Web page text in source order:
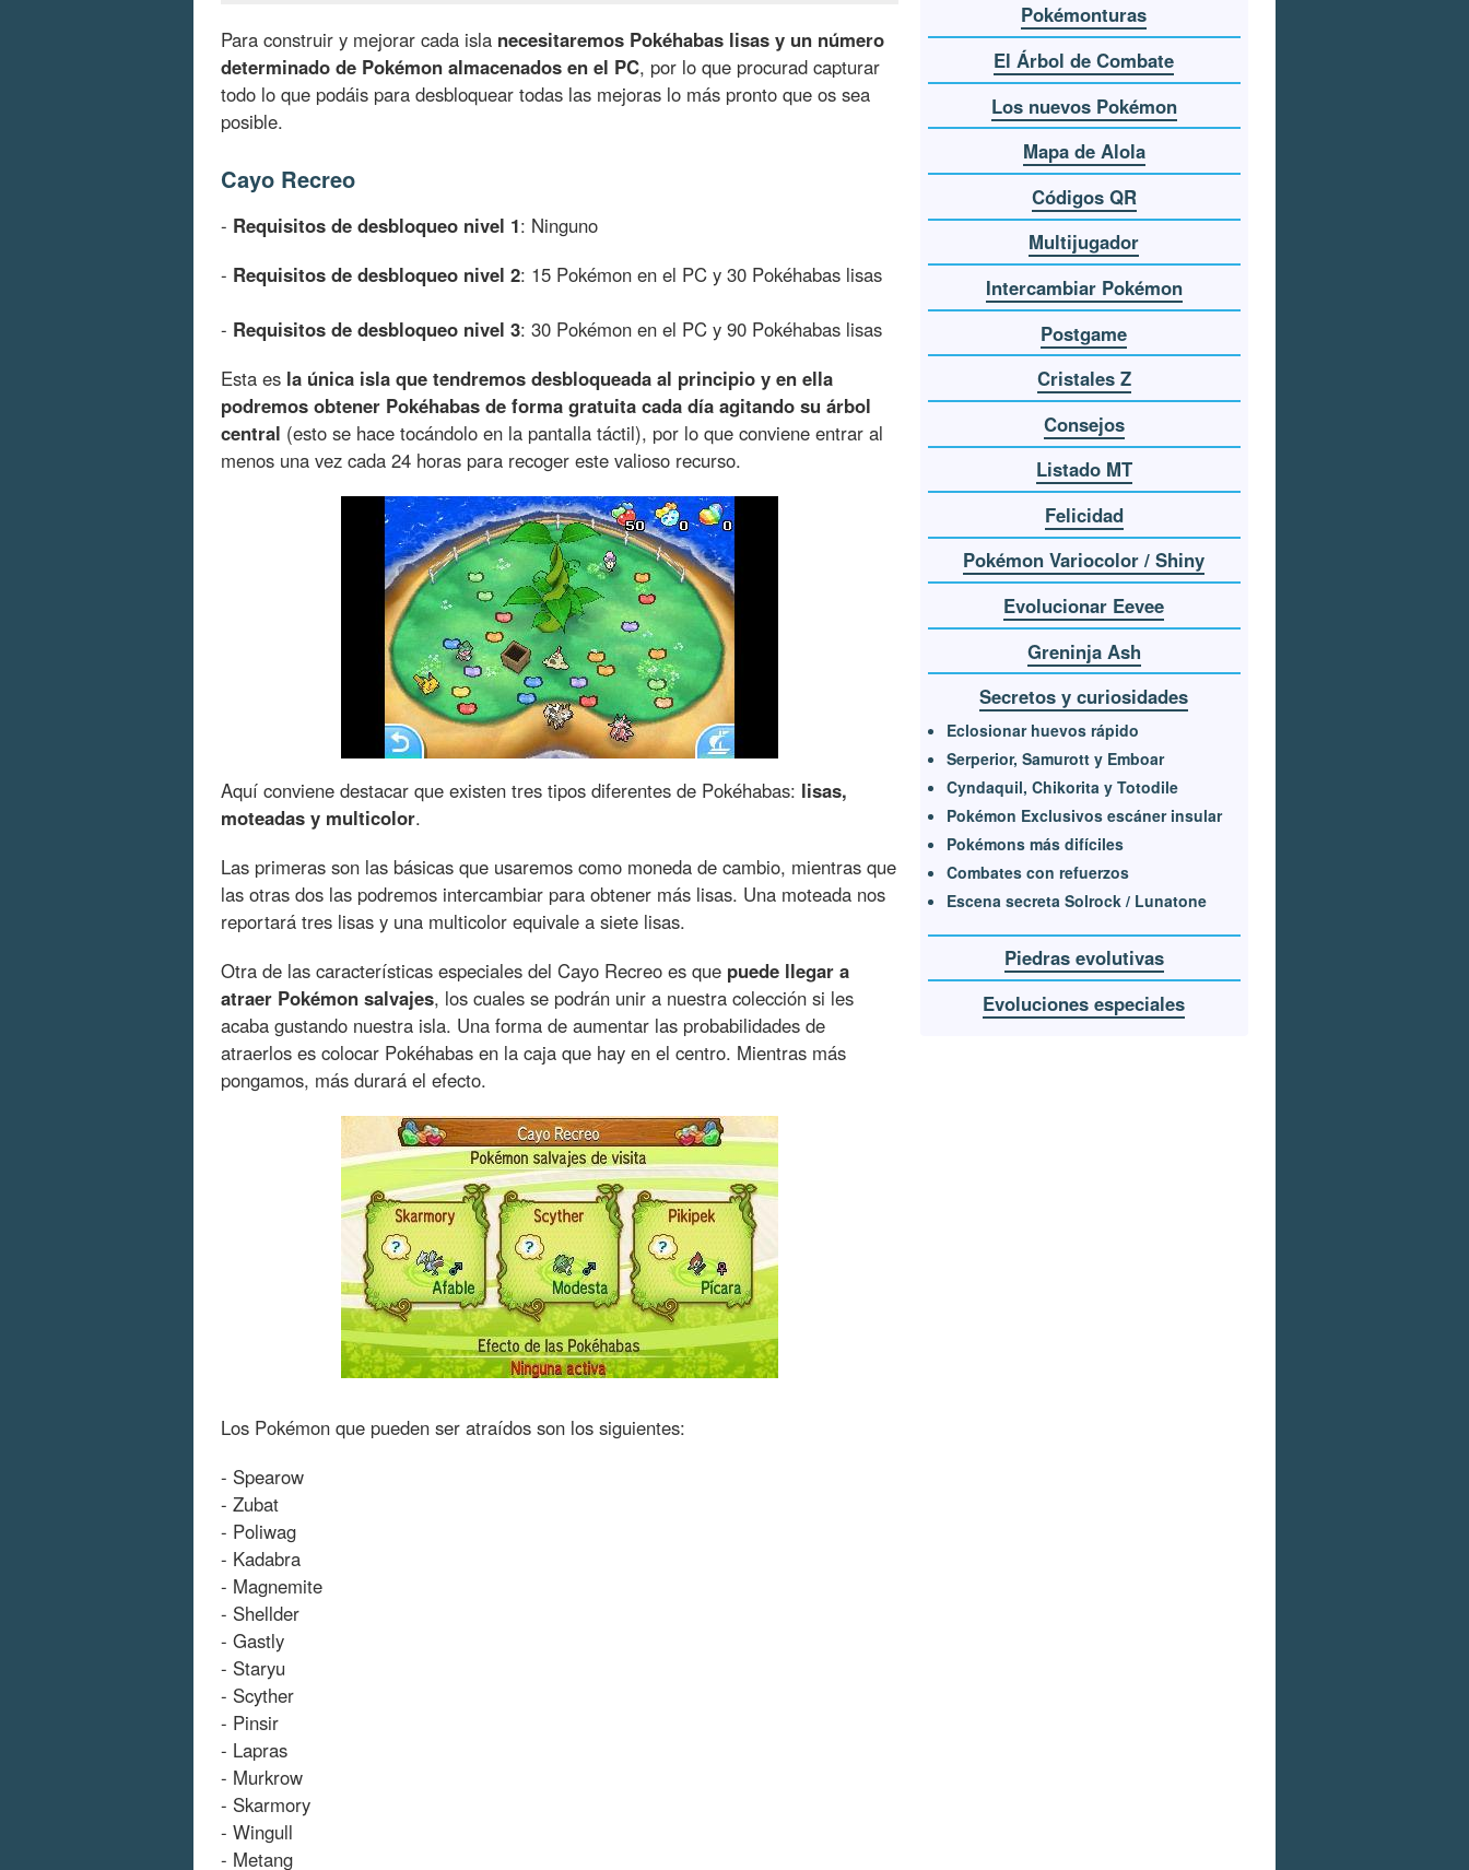
Para construir y mejorar cada isla necesitaremos Pokéhabas lisas y un número
determinado de Pokémon almacenados en el PC, por lo que procurad capturar
todo lo que podáis para desbloquear todas las mejoras lo más pronto que os sea
posible.
Cayo Recreo
- Requisitos de desbloqueo nivel 1: Ninguno
- Requisitos de desbloqueo nivel 2: 15 Pokémon en el PC y 30 Pokéhabas lisas
- Requisitos de desbloqueo nivel 3: 30 Pokémon en el PC y 90 Pokéhabas lisas
Esta es la única isla que tendremos desbloqueada al principio y en ella
podremos obtener Pokéhabas de forma gratuita cada día agitando su árbol
central (esto se hace tocándolo en la pantalla táctil), por lo que conviene entrar al
menos una vez cada 24 horas para recoger este valioso recurso.
Aquí conviene destacar que existen tres tipos diferentes de Pokéhabas: lisas,
moteadas y multicolor.
Las primeras son las básicas que usaremos como moneda de cambio, mientras que
las otras dos las podremos intercambiar para obtener más lisas. Una moteada nos
reportará tres lisas y una multicolor equivale a siete lisas.
Otra de las características especiales del Cayo Recreo es que puede llegar a
atraer Pokémon salvajes, los cuales se podrán unir a nuestra colección si les
acaba gustando nuestra isla. Una forma de aumentar las probabilidades de
atraerlos es colocar Pokéhabas en la caja que hay en el centro. Mientras más
pongamos, más durará el efecto.
Los Pokémon que pueden ser atraídos son los siguientes:
- Spearow
- Zubat
- Poliwag
- Kadabra
- Magnemite
- Shellder
- Gastly
- Staryu
- Scyther
- Pinsir
- Lapras
- Murkrow
- Skarmory
- Wingull
- Metang
Pokémonturas
El Árbol de Combate
Los nuevos Pokémon
Mapa de Alola
Códigos QR
Multijugador
Intercambiar Pokémon
Postgame
Cristales Z
Consejos
Listado MT
Felicidad
Pokémon Variocolor / Shiny
Evolucionar Eevee
Greninja Ash
Secretos y curiosidades
Eclosionar huevos rápido
Serperior, Samurott y Emboar
Cyndaquil, Chikorita y Totodile
Pokémon Exclusivos escáner insular
Pokémons más difíciles
Combates con refuerzos
Escena secreta Solrock / Lunatone
Piedras evolutivas
Evoluciones especiales